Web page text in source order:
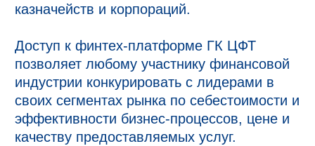
казначейств и корпораций.
Доступ к финтех-платформе ГК ЦФТ
позволяет любому участнику финансовой
индустрии конкурировать с лидерами в
своих сегментах рынка по себестоимости и
эффективности бизнес-процессов, цене и
качеству предоставляемых услуг.